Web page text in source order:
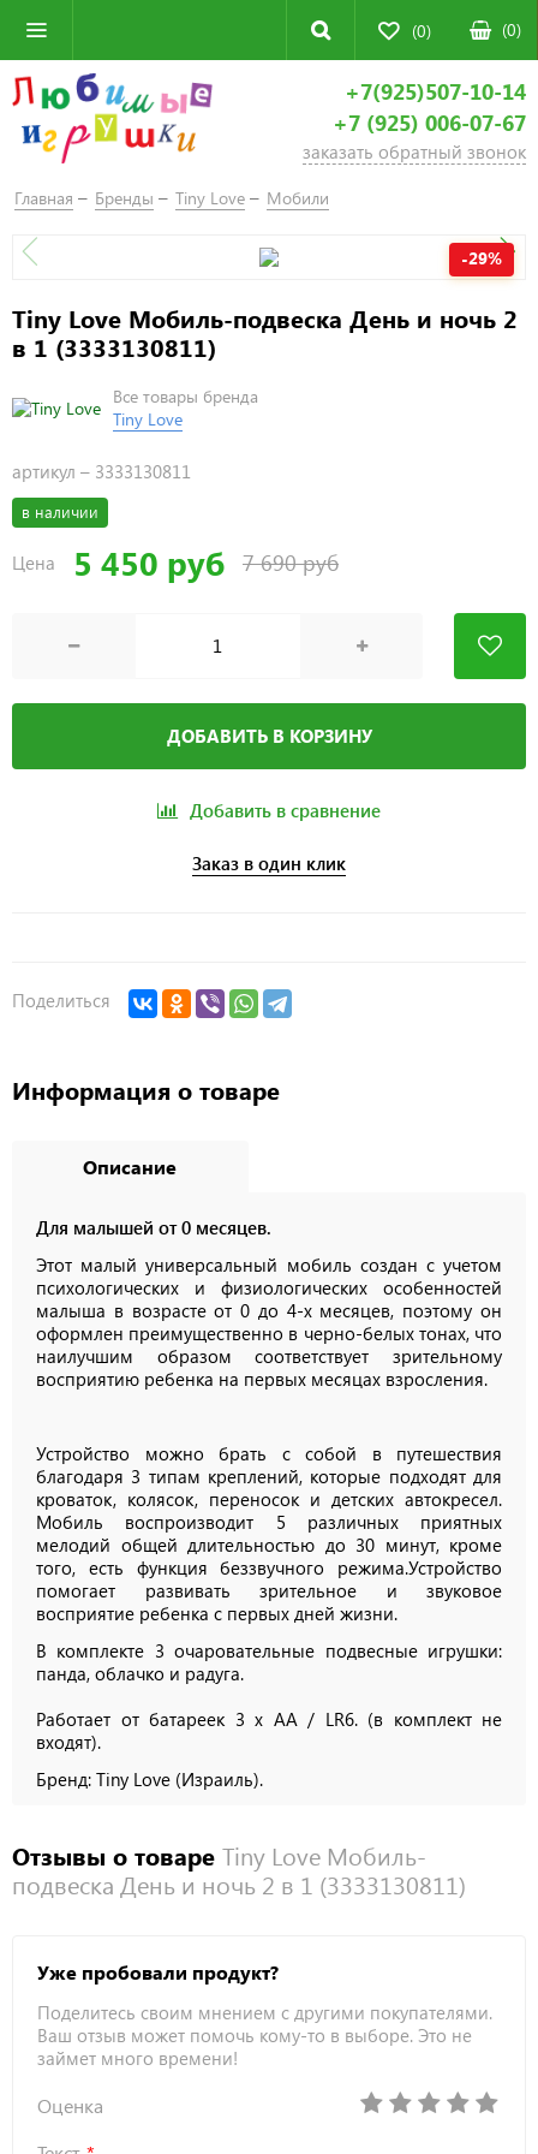
(0) (0)
+7(925)507-10-14
+7 (925) 006-07-67
заказать обратный звонок
Главная Бренды Tiny Love Мобили
-29%
Tiny Love Мобиль-подвеска День и ночь 2
в 1 (3333130811)
Все товары бренда
Tiny Love
артикул – 3333130811
в наличии
Цена 5 450 руб 7 690 руб
ДОБАВИТЬ В КОРЗИНУ
Добавить в сравнение
Заказ в один клик
Поделиться
Информация о товаре
Описание
Для малышей от 0 месяцев.
Этот малый универсальный мобиль создан с учетом
психологических и физиологических особенностей
малыша в возрасте от 0 до 4-х месяцев, поэтому он
оформлен преимущественно в черно-белых тонах, что
наилучшим образом соответствует зрительному
восприятию ребенка на первых месяцах взросления.
Устройство можно брать с собой в путешествия
благодаря 3 типам креплений, которые подходят для
кроваток, колясок, переносок и детских автокресел.
Мобиль воспроизводит 5 различных приятных
мелодий общей длительностью до 30 минут, кроме
того, есть функция беззвучного режима.Устройство
помогает развивать зрительное и звуковое
восприятие ребенка с первых дней жизни.
В комплекте 3 очаровательные подвесные игрушки:
панда, облачко и радуга.
Работает от батареек 3 х AA / LR6. (в комплект не
входят).
Бренд: Tiny Love (Израиль).
Отзывы о товаре Tiny Love Мобиль-
подвеска День и ночь 2 в 1 (3333130811)
Уже пробовали продукт?
Поделитесь своим мнением с другими покупателями.
Ваш отзыв может помочь кому-то в выборе. Это не
займет много времени!
Оценка